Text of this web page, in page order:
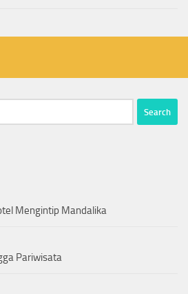
Mengintip Mandalika
Pariwisata